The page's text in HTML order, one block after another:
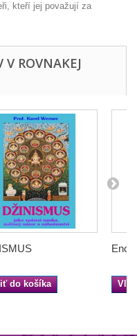
kteří jej považují za
ROVNAKEJ
do košíka